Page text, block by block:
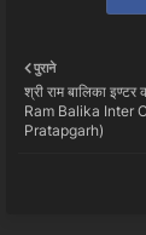
पुराने
श्री राम बालिका
Ram Balika Inter
Pratapgarh)